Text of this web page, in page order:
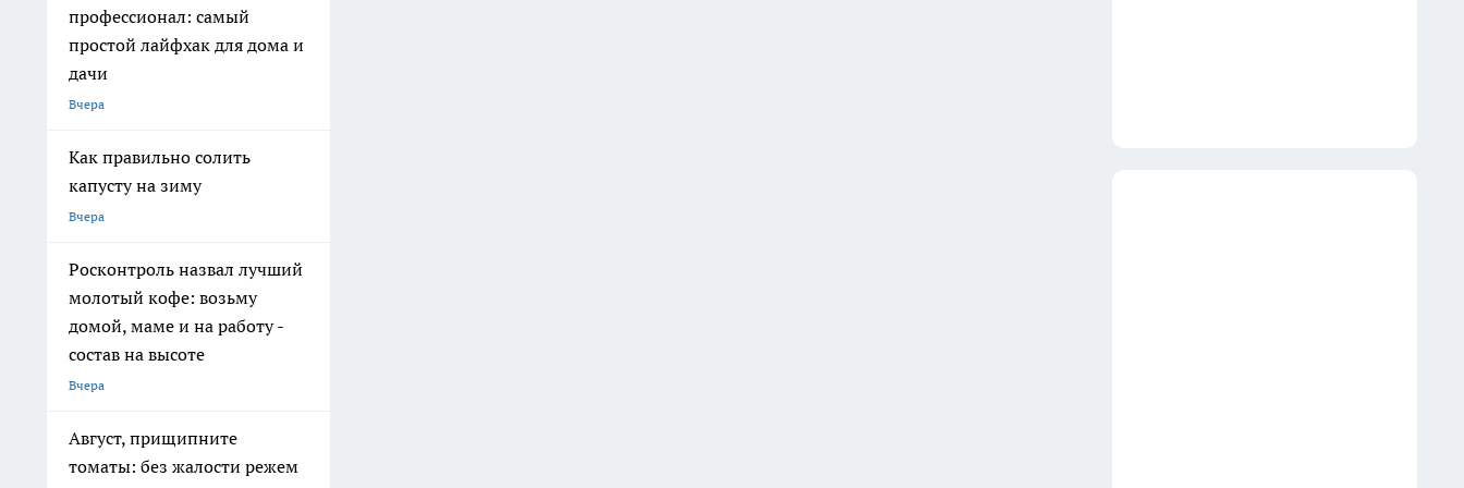
профессионал: самый
простой лайфхак для дома и
дачи
Вчера
Как правильно солить
капусту на зиму
Вчера
Росконтроль назвал лучший
молотый кофе: возьму
домой, маме и на работу -
состав на высоте
Вчера
Август, прищипните
томаты: без жалости режем